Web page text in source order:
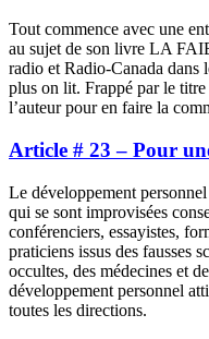
Tout commence avec une
au sujet de son livre LA
radio et Radio-Canada dans
plus on lit. Frappé par le
l’auteur pour en faire la
Article # 23 – Pour
Le développement
qui se sont improvisées
conférenciers, essayistes,
praticiens issus des fausses
occultes, des médecines et
développement personnel
toutes les directions.